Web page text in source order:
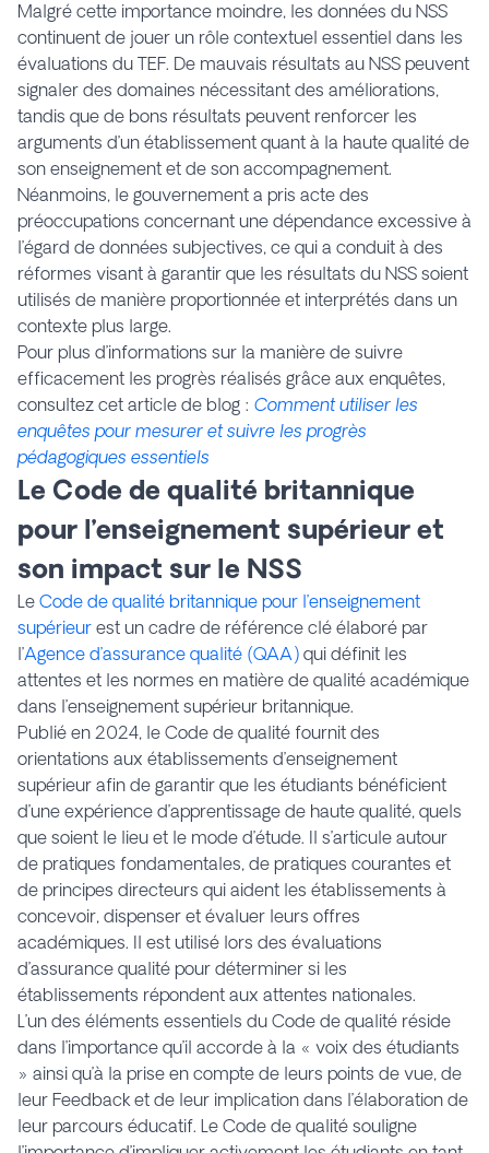
Malgré cette importance moindre, les données du NSS
continuent de jouer un rôle contextuel essentiel dans les
évaluations du TEF. De mauvais résultats au NSS peuvent
signaler des domaines nécessitant des améliorations,
tandis que de bons résultats peuvent renforcer les
arguments d’un établissement quant à la haute qualité de
son enseignement et de son accompagnement.
Néanmoins, le gouvernement a pris acte des
préoccupations concernant une dépendance excessive à
l’égard de données subjectives, ce qui a conduit à des
réformes visant à garantir que les résultats du NSS soient
utilisés de manière proportionnée et interprétés dans un
contexte plus large.
Pour plus d’informations sur la manière de suivre
efficacement les progrès réalisés grâce aux enquêtes,
consultez cet article de blog : Comment utiliser les
enquêtes pour mesurer et suivre les progrès
pédagogiques essentiels
Le Code de qualité britannique
pour l’enseignement supérieur et
son impact sur le NSS
Le Code de qualité britannique pour l’enseignement
supérieur est un cadre de référence clé élaboré par
l’Agence d’assurance qualité (QAA) qui définit les
attentes et les normes en matière de qualité académique
dans l’enseignement supérieur britannique.
Publié en 2024, le Code de qualité fournit des
orientations aux établissements d’enseignement
supérieur afin de garantir que les étudiants bénéficient
d’une expérience d’apprentissage de haute qualité, quels
que soient le lieu et le mode d’étude. Il s’articule autour
de pratiques fondamentales, de pratiques courantes et
de principes directeurs qui aident les établissements à
concevoir, dispenser et évaluer leurs offres
académiques. Il est utilisé lors des évaluations
d’assurance qualité pour déterminer si les
établissements répondent aux attentes nationales.
L’un des éléments essentiels du Code de qualité réside
dans l’importance qu’il accorde à la « voix des étudiants
» ainsi qu’à la prise en compte de leurs points de vue, de
leur Feedback et de leur implication dans l’élaboration de
leur parcours éducatif. Le Code de qualité souligne